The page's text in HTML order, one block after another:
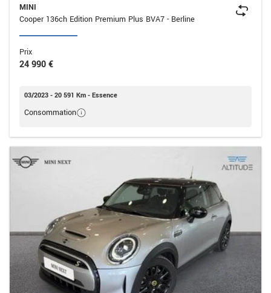
MINI
Cooper 136ch Edition Premium Plus BVA7 - Berline
Prix
24 990 €
03/2023 - 20 591 Km - Essence
Consommation